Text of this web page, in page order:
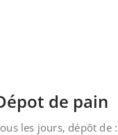
de pain
les jours, dépôt de